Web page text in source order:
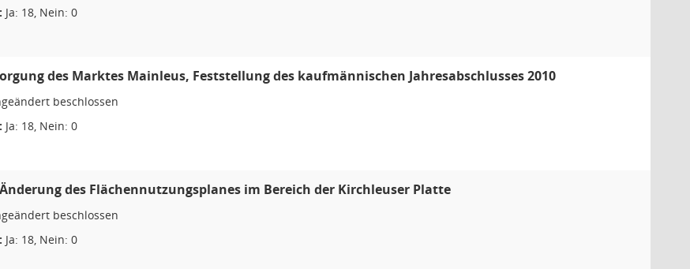
Ja: 18, Nein: 0
des Marktes Mainleus, Feststellung des kaufmännischen Jahresabschlusses 2010
beschlossen
Ja: 18, Nein: 0
des Flächennutzungsplanes im Bereich der Kirchleuser Platte
beschlossen
Ja: 18, Nein: 0